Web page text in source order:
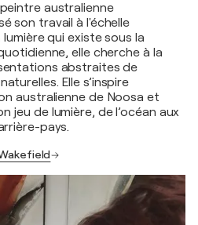
australienne
son travail à l'échelle
qui existe sous la
elle cherche à la
abstraites de
Elle s’inspire
australienne de Noosa et
jeu de lumière, de l’océan aux
pays.